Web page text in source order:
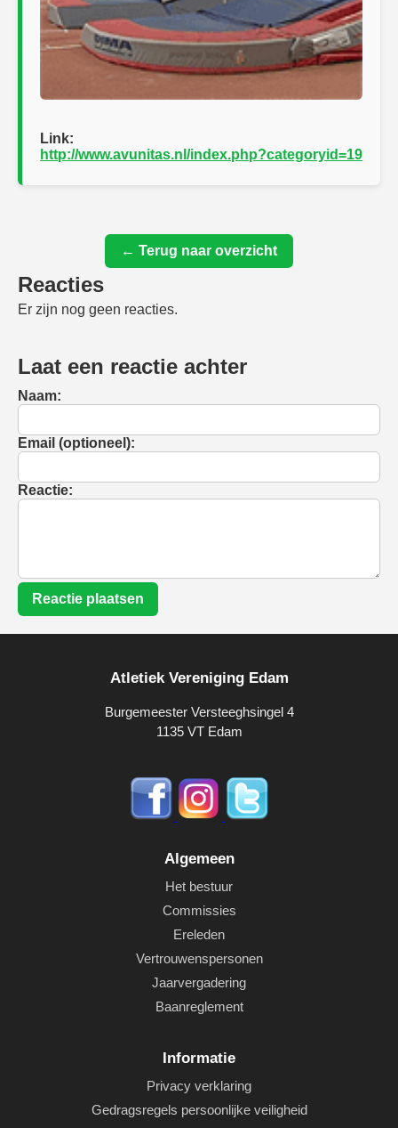
Link:
http://www.avunitas.nl/index.php?categoryid=19
← Terug naar overzicht
Reacties
Er zijn nog geen reacties.
Laat een reactie achter
Naam:
Email (optioneel):
Reactie:
Reactie plaatsen
Atletiek Vereniging Edam
Burgemeester Versteeghsingel 4
1135 VT Edam
Algemeen
Het bestuur
Commissies
Ereleden
Vertrouwenspersonen
Jaarvergadering
Baanreglement
Informatie
Privacy verklaring
Gedragsregels persoonlijke veiligheid